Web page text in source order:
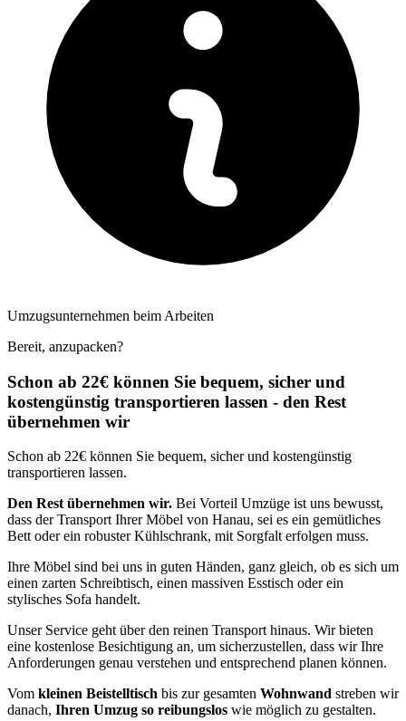
Umzugsunternehmen beim Arbeiten
Bereit, anzupacken?
Schon ab 22€ können Sie bequem, sicher und
kostengünstig transportieren lassen - den Rest
übernehmen wir
Schon ab 22€ können Sie bequem, sicher und kostengünstig
transportieren lassen.
Den Rest übernehmen wir. Bei Vorteil Umzüge ist uns bewusst,
dass der Transport Ihrer Möbel von Hanau, sei es ein gemütliches
Bett oder ein robuster Kühlschrank, mit Sorgfalt erfolgen muss.
Ihre Möbel sind bei uns in guten Händen, ganz gleich, ob es sich um
einen zarten Schreibtisch, einen massiven Esstisch oder ein
stylisches Sofa handelt.
Unser Service geht über den reinen Transport hinaus. Wir bieten
eine kostenlose Besichtigung an, um sicherzustellen, dass wir Ihre
Anforderungen genau verstehen und entsprechend planen können.
Vom kleinen Beistelltisch bis zur gesamten Wohnwand streben wir
danach, Ihren Umzug so reibungslos wie möglich zu gestalten.